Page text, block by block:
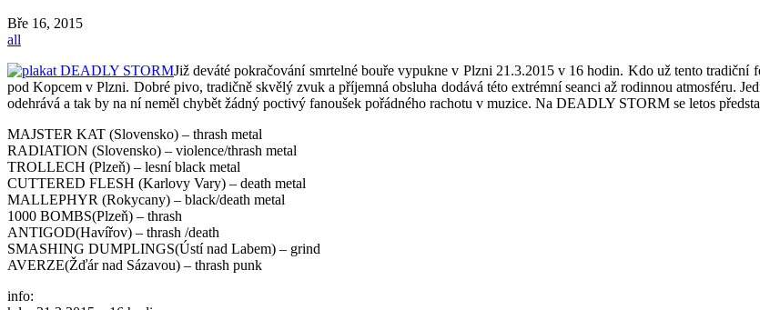
Bře 16, 2015
all
Již deváté pokračování smrtelné bouře vypukne v Plzni 21.3.2015 v 16 hodin. Kdo už tento
pod Kopcem v Plzni. Dobré pivo, tradičně skvělý zvuk a příjemná obsluha dodává této extrémní seanci až rodinnou atmosféru.
odehrává a tak by na ní neměl chybět žádný poctivý fanoušek pořádného rachotu v muzice. Na DEADLY STORM se letos
MAJSTER KAT (Slovensko) – thrash metal
RADIATION (Slovensko) – violence/thrash metal
TROLLECH (Plzeň) – lesní black metal
CUTTERED FLESH (Karlovy Vary) – death metal
MALLEPHYR (Rokycany) – black/death metal
1000 BOMBS(Plzeň) – thrash
ANTIGOD(Havířov) – thrash /death
SMASHING DUMPLINGS(Ústí nad Labem) – grind
AVERZE(Žďár nad Sázavou) – thrash punk
info: